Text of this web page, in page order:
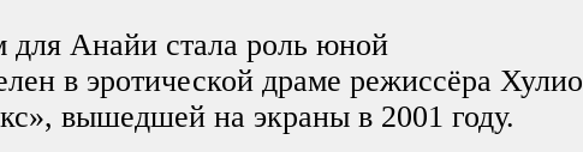
Анайи стала роль юной
в эротической драме режиссёра Хулио
вышедшей на экраны в 2001 году.